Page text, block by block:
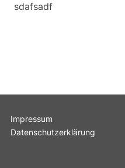
sdafsadf
Impressum
Datenschutzerklärung